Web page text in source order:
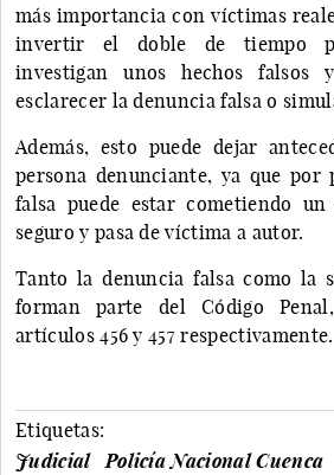
más importancia con víctimas
invertir el doble de tiempo
investigan unos hechos falsos
esclarecer la denuncia falsa o
Además, esto puede dejar
persona denunciante, ya que por
falsa puede estar cometiendo
seguro y pasa de víctima a autor.
Tanto la denuncia falsa como la
forman parte del Código
artículos 456 y 457 respectivamente.
Etiquetas:
Judicial
Policía Nacional Cuenca